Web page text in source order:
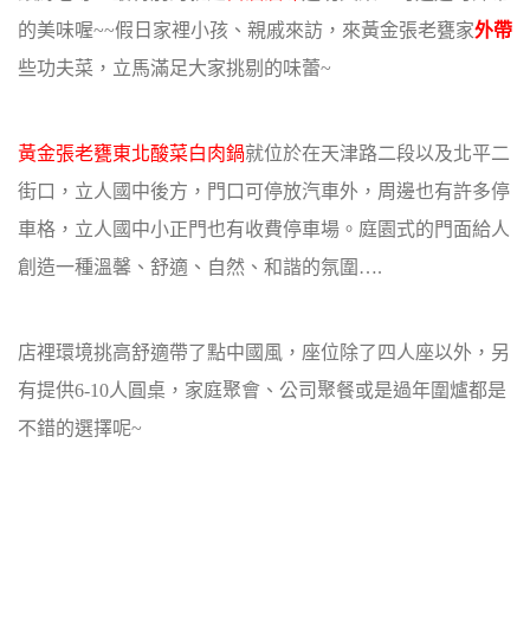
的美味喔~~假日家裡小孩、親戚來訪，來黃金張老甕家外帶
些功夫菜，立馬滿足大家挑剔的味蕾~
黃金張老甕東北酸菜白肉鍋就位於在天津路二段以及北平二
街口，立人國中後方， 門口可停放汽車外，周邊也有許多停
車格，立人國中小正門也有收費停車場。 庭園式的門面給人
創造一種溫馨、舒適、自然、和諧的氛圍….
店裡環境挑高舒適帶了點中國風，座位除了四人座以外，另
有提供6-10人圓桌， 家庭聚會、公司聚餐或是過年圍爐都是
不錯的選擇呢~